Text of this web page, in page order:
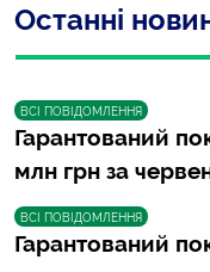
Останні
ВСІ ПОВІДОМЛЕННЯ
Гарантований
млн грн за
ВСІ ПОВІДОМЛЕННЯ
Гарантований